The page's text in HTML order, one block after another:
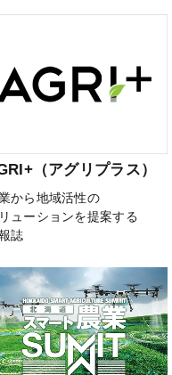
（アグリプラス）
から地域活性の
ューションを提案する
誌